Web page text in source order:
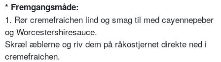
* Fremgangsmåde:
1. Rør cremefraichen lind og smag til med cayennepeber
og Worcestershiresauce.
Skræl æblerne og riv dem på råkostjernet direkte ned i
cremefraichen.